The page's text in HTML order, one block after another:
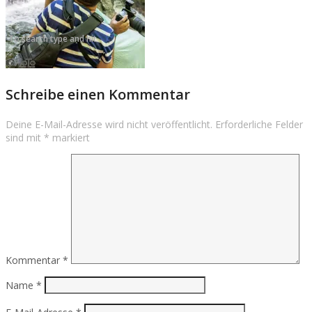
Impressum
Schreibe einen Kommentar
Deine E-Mail-Adresse wird nicht veröffentlicht. Erforderliche Felder
sind mit * markiert
Kommentar *
Name *